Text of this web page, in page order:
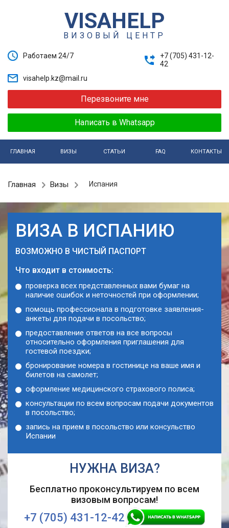
VISAHELP
ВИЗОВЫЙ ЦЕНТР
Работаем 24/7
+7 (705) 431-12-
42
visahelp.kz@mail.ru
Перезвоните мне
Написать в Whatsapp
ГЛАВНАЯ ВИЗЫ СТАТЬИ FAQ КОНТАКТЫ
Главная Визы Испания
ВИЗА В ИСПАНИЮ
ВОЗМОЖНО В ЧИСТЫЙ ПАСПОРТ
Что входит в стоимость:
проверка всех представленных вами бумаг на
наличие ошибок и неточностей при оформлении;
помощь профессионала в подготовке заявления-
анкеты для подачи в посольство;
предоставление ответов на все вопросы
относительно оформления приглашения для
гостевой поездки;
бронирование номера в гостинице на ваше имя и
билетов на самолет;
оформление медицинского страхового полиса;
консультации по всем вопросам подачи документов
в посольство;
запись на прием в посольство или консульство
Испании
НУЖНА ВИЗА?
Бесплатно проконсультируем по всем
визовым вопросам!
+7 (705) 431-12-42